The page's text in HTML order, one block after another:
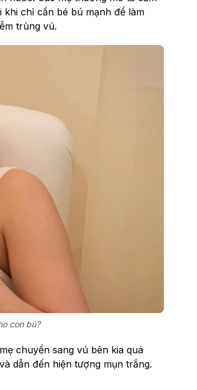
chỉ cần bé bú mạnh để làm
trùng vú.
con bú?
chuyển sang vú bên kia quá
dẫn đến hiện tượng mụn trắng.